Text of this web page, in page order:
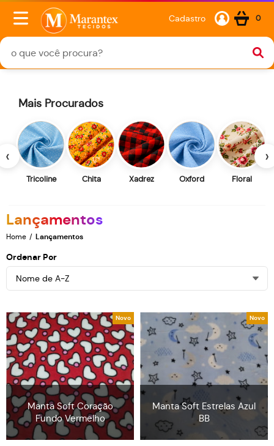
Cadastro 0
‹
Mais Procurados
Tricoline Chita Xadrez Oxford Floral
›
Lançamentos
Home Lançamentos
Ordenar Por
Nome de A-Z
Novo
Manta Soft Coração
Fundo Vermelho
Novo
Manta Soft Estrelas Azul
BB